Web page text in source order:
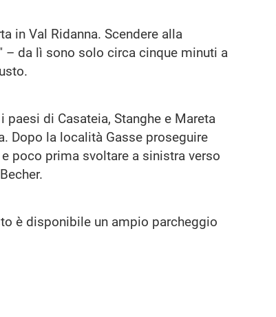
in Val Ridanna. Scendere alla
– da lì sono solo circa cinque minuti a
paesi di Casateia, Stanghe e Mareta
Dopo la località Gasse proseguire
poco prima svoltare a sinistra verso
è disponibile un ampio parcheggio